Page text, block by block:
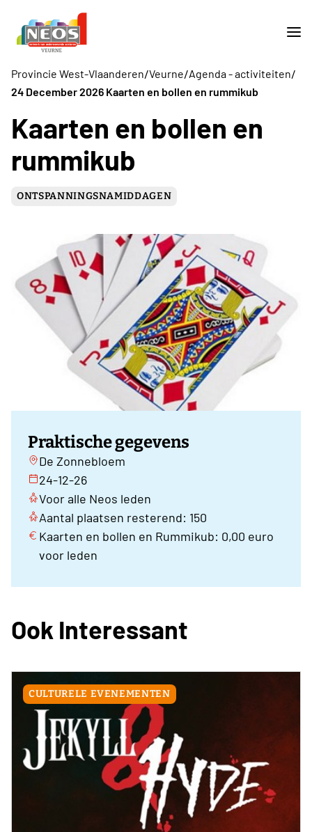
Provincie West-Vlaanderen/Veurne/Agenda - activiteiten/
24 December 2026 Kaarten en bollen en rummikub
Kaarten en bollen en
rummikub
ONTSPANNINGSNAMIDDAGEN
Praktische gegevens
De Zonnebloem
24-12-26
Voor alle Neos leden
Aantal plaatsen resterend: 150
Kaarten en bollen en Rummikub: 0,00 euro
voor leden
Ook Interessant
CULTURELE EVENEMENTEN